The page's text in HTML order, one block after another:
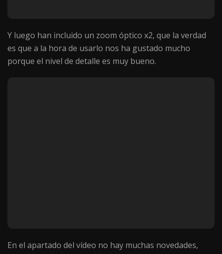
Y luego han incluido un zoom óptico x2, que la verdad
es que a la hora de usarlo nos ha gustado mucho
porque el nivel de detalle es muy bueno.
En el apartado del vídeo no hay muchas novedades,